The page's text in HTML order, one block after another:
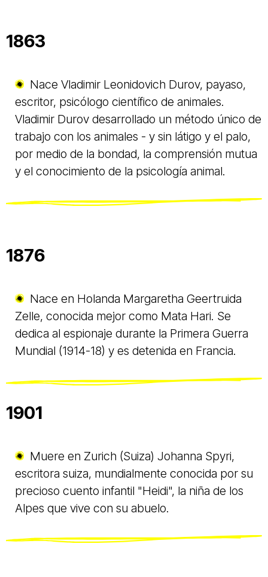
1863
Nace Vladimir Leonidovich Durov, payaso,
escritor, psicólogo científico de animales.
Vladimir Durov desarrollado un método único de
trabajo con los animales - y sin látigo y el palo,
por medio de la bondad, la comprensión mutua
y el conocimiento de la psicología animal.
1876
Nace en Holanda Margaretha Geertruida
Zelle, conocida mejor como Mata Hari. Se
dedica al espionaje durante la Primera Guerra
Mundial (1914-18) y es detenida en Francia.
1901
Muere en Zurich (Suiza) Johanna Spyri,
escritora suiza, mundialmente conocida por su
precioso cuento infantil "Heidi", la niña de los
Alpes que vive con su abuelo.